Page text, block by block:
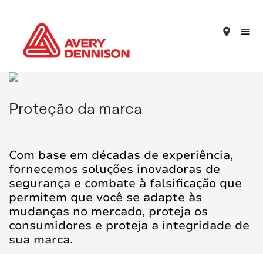
place
Proteção da marca
Com base em décadas de experiência,
fornecemos soluções inovadoras de
segurança e combate à falsificação que
permitem que você se adapte às
mudanças no mercado, proteja os
consumidores e proteja a integridade de
sua marca.